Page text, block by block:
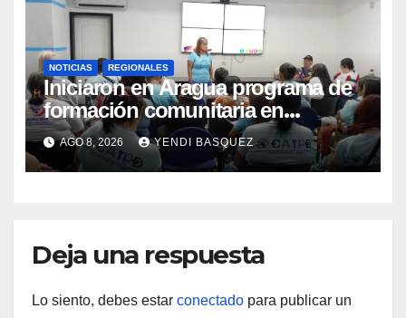
NOTICIAS REGIONALES
Iniciaron en Aragua programa de
formación comunitaria en
atención a personas con
discapacidad
AGO 8, 2026 YENDI BASQUEZ
Deja una respuesta
Lo siento, debes estar conectado para publicar un